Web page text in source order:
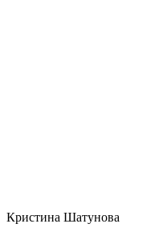
Кристина Шатунова